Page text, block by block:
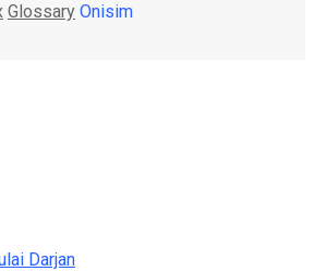
Glossary Onisim
Darjan